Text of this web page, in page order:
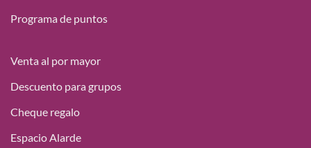
Programa de puntos
Venta al por mayor
Descuento para grupos
Cheque regalo
Espacio Alarde